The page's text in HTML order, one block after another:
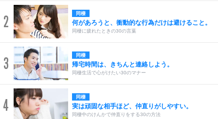
2 同棲
何があろうと、衝動的な行為だけは避けること。
同棲に疲れたときの30の言葉
3 同棲
帰宅時間は、きちんと連絡しよう。
同棲生活で心がけたい30のマナー
4 同棲
実は頑固な相手ほど、仲直りがしやすい。
同棲中のけんかで仲直りをする30の方法